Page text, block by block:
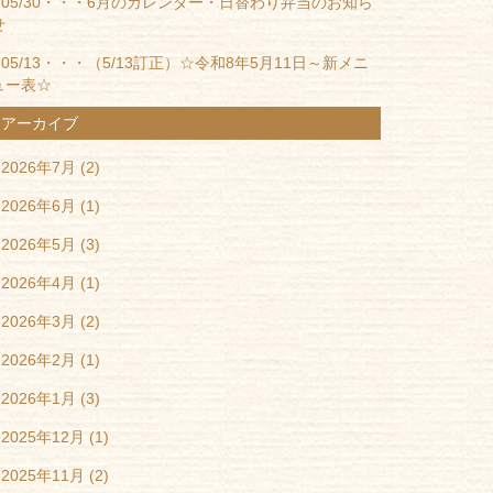
05/13・・・
（5/13訂正）☆令和8年5月11日～新メニ
ー表☆
アーカイブ
2026年7月 (2)
2026年6月 (1)
2026年5月 (3)
2026年4月 (1)
2026年3月 (2)
2026年2月 (1)
2026年1月 (3)
2025年12月 (1)
2025年11月 (2)